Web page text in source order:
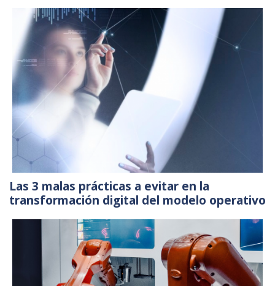
Las 3 malas prácticas a evitar en la
transformación digital del modelo operativo